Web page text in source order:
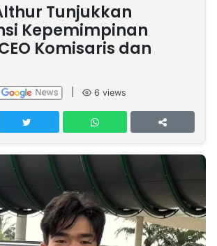
Tunjukkan
Kepemimpinan
Komisaris dan
6 views